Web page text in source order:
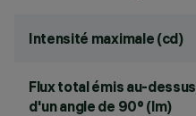
Intensité maximale (cd)
Flux total émis au-dessus
d'un angle de 90° (lm)